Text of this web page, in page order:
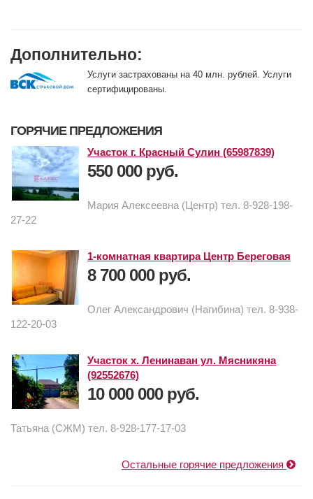
Дополнительно:
Услуги застрахованы на 40 млн. рублей. Услуги
сертифицированы.
ГОРЯЧИЕ ПРЕДЛОЖЕНИЯ
Участок г. Красный Сулин (65987839)
550 000 руб.
Мария Алексеевна (Центр) тел. 8-928-198-
27-22
1-комнатная квартира Центр Береговая
8 700 000 руб.
Олег Александрович (Нагибина) тел. 8-938-
122-20-03
Участок х. Ленинаван ул. Мясникяна
(92552676)
10 000 000 руб.
Татьяна (СЖМ) тел. 8-928-177-17-03
Остальные горячие предложения